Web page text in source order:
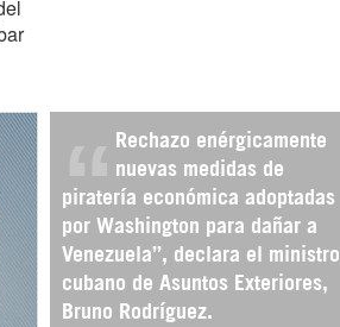
Rechazo enérgicamente
nuevas medidas de
piratería económica adoptadas
por Washington para dañar a
Venezuela”, declara el ministro
cubano de Asuntos Exteriores,
Bruno Rodríguez.